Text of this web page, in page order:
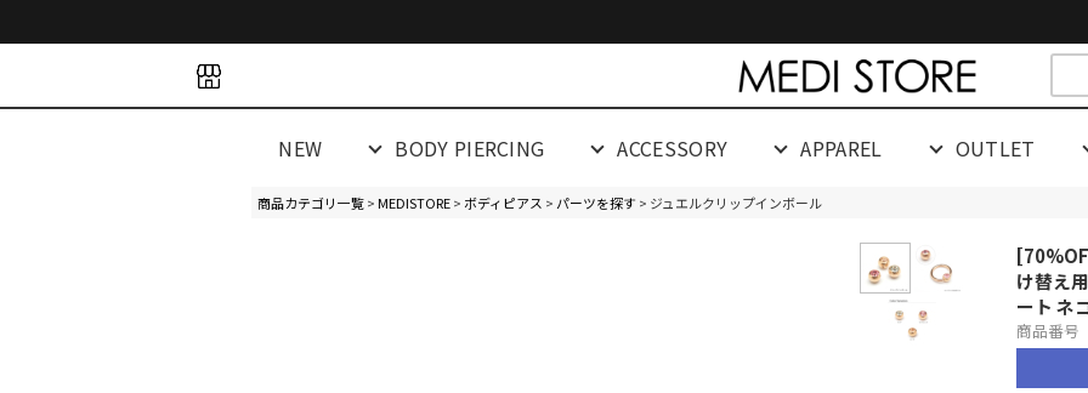
NEW BODY PIERCING ACCESSORY APPAREL OUTLET
商品カテゴリ一覧>MEDISTORE> ボディピアス > パーツを探す > ジュエルクリップインボール
け替え
ート ネ
商品番号